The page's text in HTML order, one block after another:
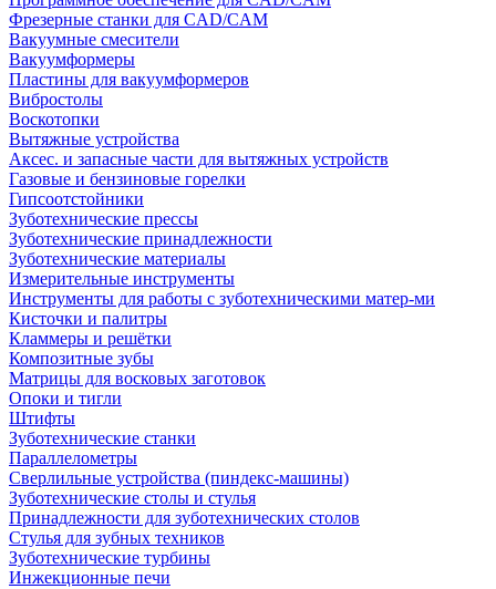
Фрезерные станки для CAD/CAM
Вакуумные смесители
Вакуумформеры
Пластины для вакуумформеров
Вибростолы
Воскотопки
Вытяжные устройства
Аксес. и запасные части для вытяжных устройств
Газовые и бензиновые горелки
Гипсоотстойники
Зуботехнические прессы
Зуботехнические принадлежности
Зуботехнические материалы
Измерительные инструменты
Инструменты для работы с зуботехническими матер-ми
Кисточки и палитры
Кламмеры и решётки
Композитные зубы
Матрицы для восковых заготовок
Опоки и тигли
Штифты
Зуботехнические станки
Параллелометры
Сверлильные устройства (пиндекс-машины)
Зуботехнические столы и стулья
Принадлежности для зуботехнических столов
Стулья для зубных техников
Зуботехнические турбины
Инжекционные печи